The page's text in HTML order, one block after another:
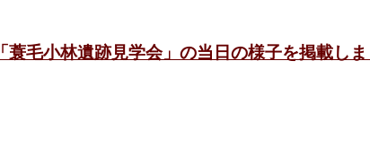
「蓑毛小林遺跡見学会」の当日の様子を掲載し